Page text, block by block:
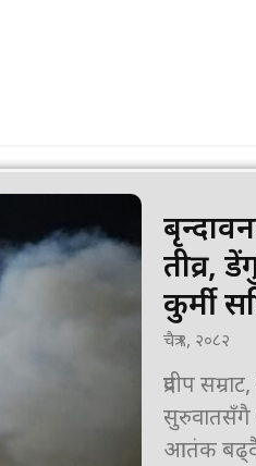
तीव्र,
कुर्मी
चैत्र ९, २०८२
प्रदीप सम्राट, रौतहट चैत ०९,
सुरुवातसँगै
आतंक बढ्दै